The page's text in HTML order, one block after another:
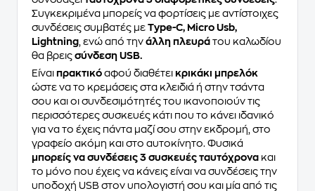
Συγκεκριμένα μπορείς να φορτίσεις με αντίστοιχες
συνδέσεις συμβατές με Type-C, Micro Usb,
Lightning , ενώ από την άλλη πλευρά του καλωδίου
θα βρεις σύνδεση USB.
Είναι πρακτικό αφού διαθέτει κρικάκι μπρελόκ
ώστε να το κρεμάσεις στα κλειδιά ή στην τσάντα
σου και οι συνδεσιμότητές του ικανοποιούν τις
περισσότερες συσκευές κάτι που το κάνει ιδανικό
για να το έχεις πάντα μαζί σου στην εκδρομή, στο
γραφείο ακόμη και στο αυτοκίνητο. Φυσικά
μπορείς να συνδέσεις 3 συσκευές ταυτόχρονα και
το μόνο που έχεις να κάνεις είναι να συνδέσεις την
υποδοχή USB στον υπολογιστή σου και μία από τις